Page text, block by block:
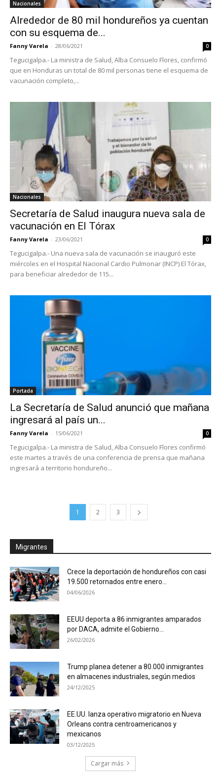
Nacionales
Alrededor de 80 mil hondureños ya cuentan
con su esquema de...
Fanny Varela - 28/06/2021 0
Tegucigalpa.- La ministra de Salud, Alba Consuelo Flores, confirmó
que en Honduras un total de 80 mil personas tiene el esquema de
vacunación completo,...
Nacionales
Secretaría de Salud inaugura nueva sala de
vacunación en El Tórax
Fanny Varela - 23/06/2021 0
Tegucigalpa.- Una nueva sala de vacunación se inauguró este
miércoles en el Hospital Nacional Cardio Pulmonar (INCP) El Tórax,
para beneficiar alrededor de 115...
Portada
La Secretaría de Salud anunció que mañana
ingresará al país un...
Fanny Varela - 15/06/2021 0
Tegucigalpa.- La ministra de Salud, Alba Consuelo Flores confirmó
este martes a través de una conferencia de prensa que mañana
ingresará a territorio hondureño...
1 2 3
Migrantes
Crece la deportación de hondureños con casi
19.500 retornados entre enero...
04/06/2026
EEUU deporta a 86 inmigrantes amparados
por DACA, admite el Gobierno...
26/02/2026
Trump planea detener a 80.000 inmigrantes
en almacenes industriales, según medios
24/12/2025
EE.UU. lanza operativo migratorio en Nueva
Orleans contra centroamericanos y
mexicanos
03/12/2025
Cargar más